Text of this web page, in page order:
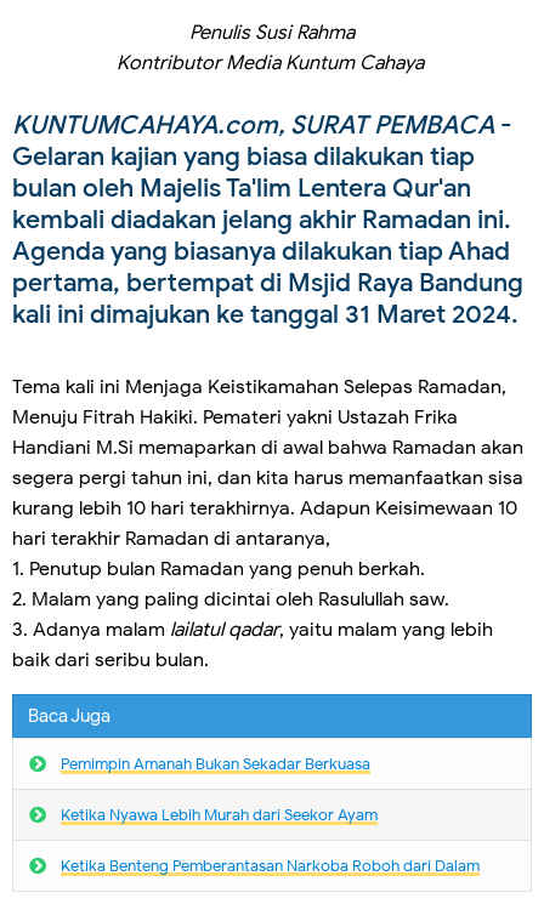
Penulis Susi Rahma
Kontributor Media Kuntum Cahaya
KUNTUMCAHAYA.com, SURAT PEMBACA -
Gelaran kajian yang biasa dilakukan tiap
bulan oleh Majelis Ta'lim Lentera Qur'an
kembali diadakan jelang akhir Ramadan ini.
Agenda yang biasanya dilakukan tiap Ahad
pertama, bertempat di Msjid Raya Bandung
kali ini dimajukan ke tanggal 31 Maret 2024.
Tema kali ini Menjaga Keistikamahan Selepas Ramadan,
Menuju Fitrah Hakiki. Pemateri yakni Ustazah Frika
Handiani M.Si memaparkan di awal bahwa Ramadan akan
segera pergi tahun ini, dan kita harus memanfaatkan sisa
kurang lebih 10 hari terakhirnya. Adapun Keisimewaan 10
hari terakhir Ramadan di antaranya,
1. Penutup bulan Ramadan yang penuh berkah.
2. Malam yang paling dicintai oleh Rasulullah saw.
3. Adanya malam lailatul qadar, yaitu malam yang lebih
baik dari seribu bulan.
Baca Juga
Pemimpin Amanah Bukan Sekadar Berkuasa
Ketika Nyawa Lebih Murah dari Seekor Ayam
Ketika Benteng Pemberantasan Narkoba Roboh dari Dalam